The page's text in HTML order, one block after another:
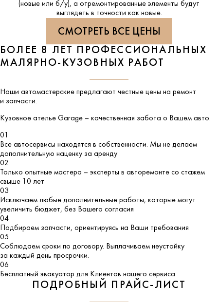
(новые или б/у), а отремонтированные элементы будут
выглядеть в точности как новые.
СМОТРЕТЬ ВСЕ ЦЕНЫ
БОЛЕЕ 8 ЛЕТ ПРОФЕССИОНАЛЬНЫХ
МАЛЯРНО-КУЗОВНЫХ РАБОТ
Наши автомастерские предлагают честные цены на ремонт
и запчасти.
Кузовное ателье Garage – качественная забота о Вашем авто.
01
Все автосервисы находятся в собственности. Мы не делаем
дополнительную наценку за аренду
02
Только опытные мастера – эксперты в авторемонте со стажем
свыше 10 лет
03
Исключаем любые дополнительные работы, которые могут
увеличить бюджет, без Вашего согласия
04
Подбираем запчасти, ориентируясь на Ваши требования
05
Соблюдаем сроки по договору. Выплачиваем неустойку
за каждый день просрочки.
06
Бесплатный эвакуатор для Клиентов нашего сервиса
ПОДРОБНЫЙ ПРАЙС-ЛИСТ